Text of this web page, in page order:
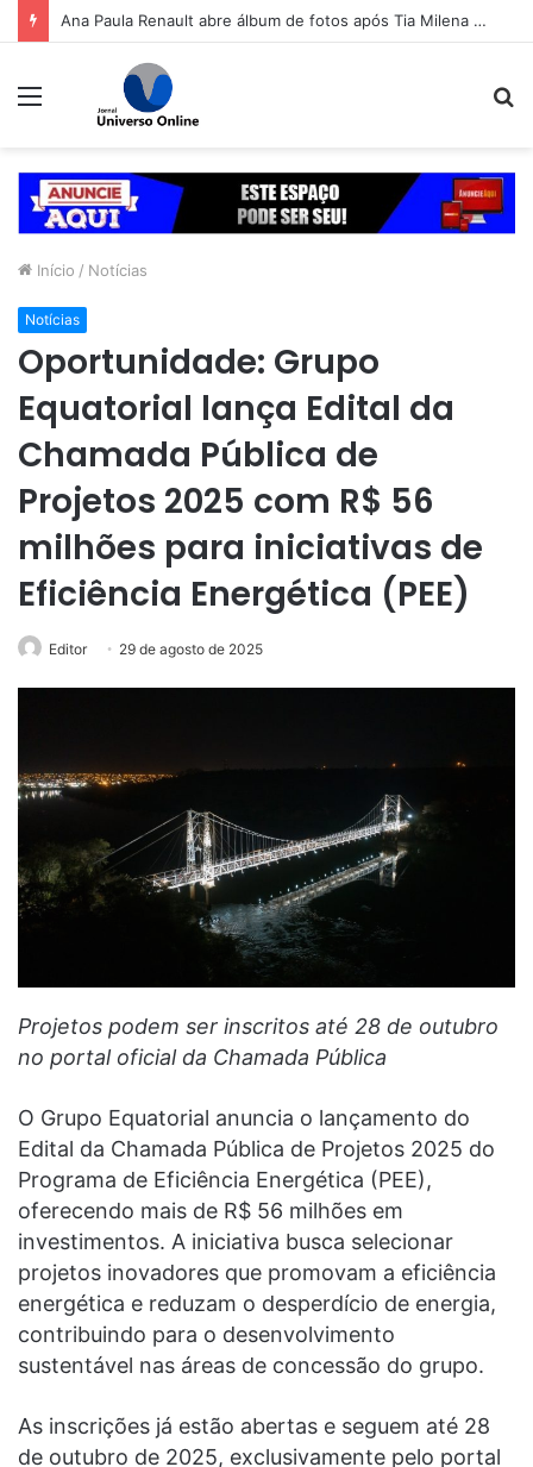
Ana Paula Renault abre álbum de fotos após Tia Milena confirmar fim de amizade: ‘Continuando sendo eu’
Menu
Início / Notícias
Notícias
Oportunidade: Grupo
Equatorial lança Edital da
Chamada Pública de
Projetos 2025 com R$ 56
milhões para iniciativas de
Eficiência Energética (PEE)
Editor 29 de agosto de 2025
Projetos podem ser inscritos até 28 de outubro
no portal oficial da Chamada Pública
O Grupo Equatorial anuncia o lançamento do
Edital da Chamada Pública de Projetos 2025 do
Programa de Eficiência Energética (PEE),
oferecendo mais de R$ 56 milhões em
investimentos. A iniciativa busca selecionar
projetos inovadores que promovam a eficiência
energética e reduzam o desperdício de energia,
contribuindo para o desenvolvimento
sustentável nas áreas de concessão do grupo.
As inscrições já estão abertas e seguem até 28
de outubro de 2025, exclusivamente pelo portal